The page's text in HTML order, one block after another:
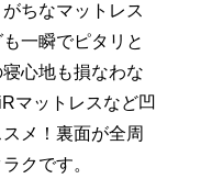
ちなマットレス
一瞬でピタリと
心地も損なわな
マットレスなど凹
メ！裏面が全周
クです。